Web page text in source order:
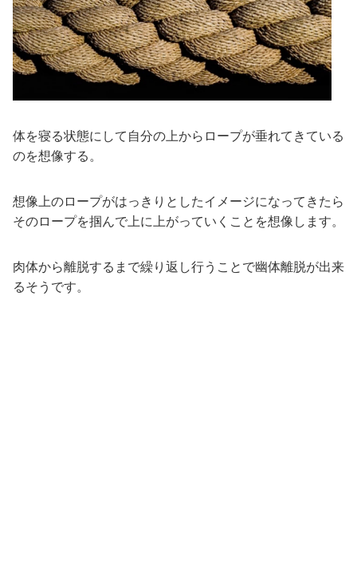
体を寝る状態にして自分の上からロープが垂れてきている
のを想像する。
想像上のロープがはっきりとしたイメージになってきたら
そのロープを掴んで上に上がっていくことを想像します。
肉体から離脱するまで繰り返し行うことで幽体離脱が出来
るそうです。